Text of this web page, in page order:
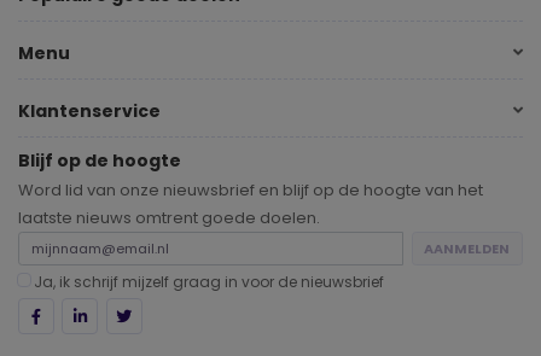
Menu
Klantenservice
Blijf op de hoogte
Word lid van onze nieuwsbrief en blijf op de hoogte van het
laatste nieuws omtrent goede doelen.
AANMELDEN
Ja, ik schrijf mijzelf graag in voor de nieuwsbrief